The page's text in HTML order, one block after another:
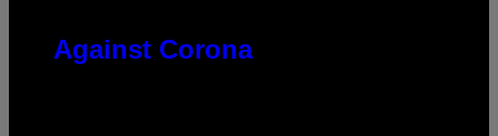
Against Corona